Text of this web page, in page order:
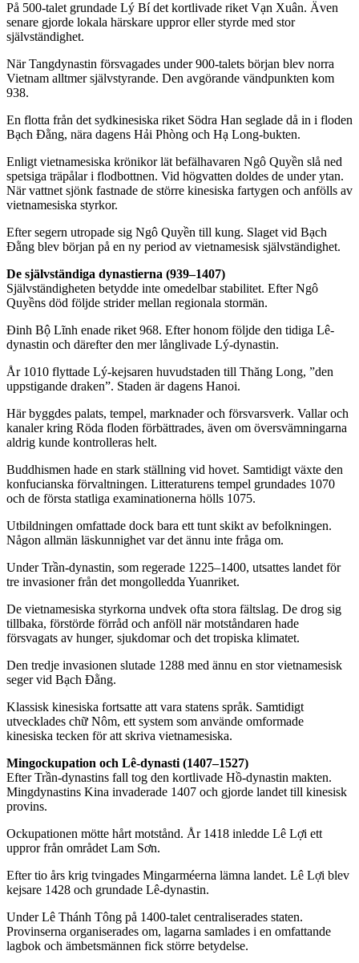
På 500-talet grundade Lý Bí det kortlivade riket Vạn Xuân. Även
senare gjorde lokala härskare uppror eller styrde med stor
självständighet.
När Tangdynastin försvagades under 900-talets början blev norra
Vietnam alltmer självstyrande. Den avgörande vändpunkten kom
938.
En flotta från det sydkinesiska riket Södra Han seglade då in i floden
Bạch Đằng, nära dagens Hải Phòng och Hạ Long-bukten.
Enligt vietnamesiska krönikor lät befälhavaren Ngô Quyền slå ned
spetsiga träpålar i flodbottnen. Vid högvatten doldes de under ytan.
När vattnet sjönk fastnade de större kinesiska fartygen och anfölls av
vietnamesiska styrkor.
Efter segern utropade sig Ngô Quyền till kung. Slaget vid Bạch
Đằng blev början på en ny period av vietnamesisk självständighet.
De självständiga dynastierna (939–1407)
Självständigheten betydde inte omedelbar stabilitet. Efter Ngô
Quyềns död följde strider mellan regionala stormän.
Đinh Bộ Lĩnh enade riket 968. Efter honom följde den tidiga Lê-
dynastin och därefter den mer långlivade Lý-dynastin.
År 1010 flyttade Lý-kejsaren huvudstaden till Thăng Long, ”den
uppstigande draken”. Staden är dagens Hanoi.
Här byggdes palats, tempel, marknader och försvarsverk. Vallar och
kanaler kring Röda floden förbättrades, även om översvämningarna
aldrig kunde kontrolleras helt.
Buddhismen hade en stark ställning vid hovet. Samtidigt växte den
konfucianska förvaltningen. Litteraturens tempel grundades 1070
och de första statliga examinationerna hölls 1075.
Utbildningen omfattade dock bara ett tunt skikt av befolkningen.
Någon allmän läskunnighet var det ännu inte fråga om.
Under Trần-dynastin, som regerade 1225–1400, utsattes landet för
tre invasioner från det mongolledda Yuanriket.
De vietnamesiska styrkorna undvek ofta stora fältslag. De drog sig
tillbaka, förstörde förråd och anföll när motståndaren hade
försvagats av hunger, sjukdomar och det tropiska klimatet.
Den tredje invasionen slutade 1288 med ännu en stor vietnamesisk
seger vid Bạch Đằng.
Klassisk kinesiska fortsatte att vara statens språk. Samtidigt
utvecklades chữ Nôm, ett system som använde omformade
kinesiska tecken för att skriva vietnamesiska.
Mingockupation och Lê-dynasti (1407–1527)
Efter Trần-dynastins fall tog den kortlivade Hồ-dynastin makten.
Mingdynastins Kina invaderade 1407 och gjorde landet till kinesisk
provins.
Ockupationen mötte hårt motstånd. År 1418 inledde Lê Lợi ett
uppror från området Lam Sơn.
Efter tio års krig tvingades Mingarméerna lämna landet. Lê Lợi blev
kejsare 1428 och grundade Lê-dynastin.
Under Lê Thánh Tông på 1400-talet centraliserades staten.
Provinserna organiserades om, lagarna samlades i en omfattande
lagbok och ämbetsmännen fick större betydelse.